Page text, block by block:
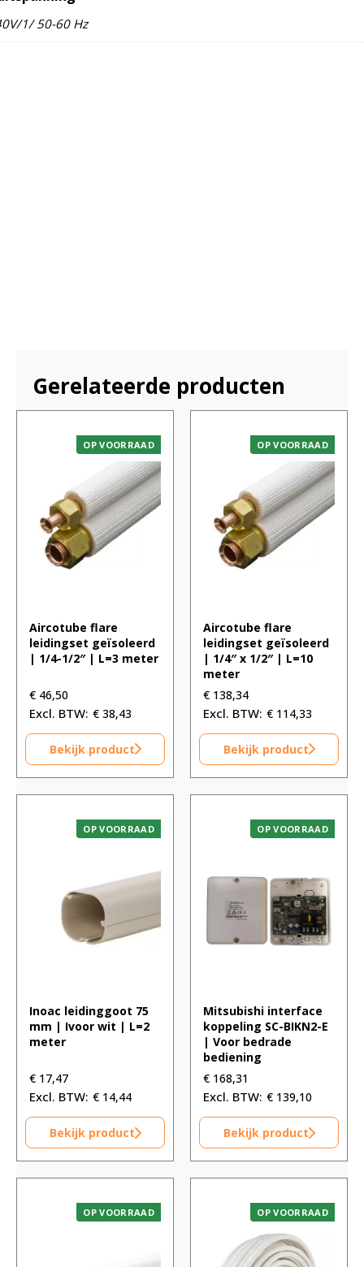
1/ 50-60 Hz
Gerelateerde producten
OP VOORRAAD
Aircotube flare
leidingset geïsoleerd
| 1/4-1/2″ | L=3 meter
€ 46,50
€ 38,43
Bekijk product
OP VOORRAAD
Aircotube flare
leidingset geïsoleerd
| 1/4″ x 1/2″ | L=10
meter
€ 138,34
€ 114,33
Bekijk product
OP VOORRAAD
Inoac leidinggoot 75
mm | Ivoor wit | L=2
meter
€ 17,47
€ 14,44
Bekijk product
OP VOORRAAD
Mitsubishi interface
koppeling SC-BIKN2-E
| Voor bedrade
bediening
€ 168,31
€ 139,10
Bekijk product
OP VOORRAAD OP VOORRAAD